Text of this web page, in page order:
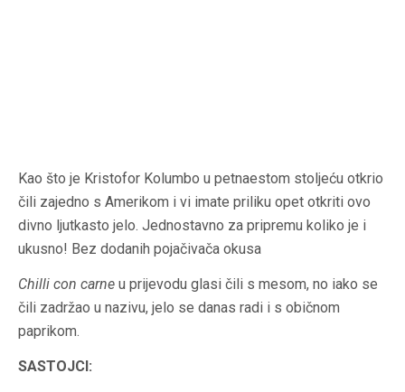
Kao što je Kristofor Kolumbo u petnaestom stoljeću otkrio
čili zajedno s Amerikom i vi imate priliku opet otkriti ovo
divno ljutkasto jelo. Jednostavno za pripremu koliko je i
ukusno! Bez dodanih pojačivača okusa
Chilli con carne u prijevodu glasi čili s mesom, no iako se
čili zadržao u nazivu, jelo se danas radi i s običnom
paprikom.
SASTOJCI: